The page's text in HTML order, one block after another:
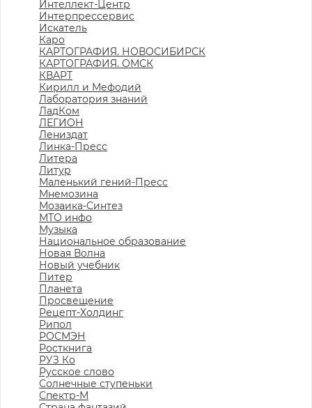
Интеллект-Центр
Интерпрессервис
Искатель
Каро
КАРТОГРАФИЯ. НОВОСИБИРСК
КАРТОГРАФИЯ. ОМСК
КВАРТ
Кирилл и Мефодий
Лаборатория знаний
ЛадКом
ЛЕГИОН
Лениздат
Линка-Пресс
Литера
Литур
Маленький гений-Пресс
Мнемозина
Мозаика-Синтез
МТО инфо
Музыка
Национальное образование
Новая Волна
Новый учебник
Питер
Планета
Просвещение
Рецепт-Холдинг
Рипол
РОСМЭН
Росткнига
РУЗ Ко
Русское слово
Солнечные ступеньки
Спектр-М